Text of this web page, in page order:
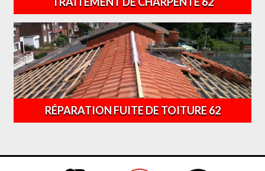
RÉPARATION FUITE DE TOITURE 62